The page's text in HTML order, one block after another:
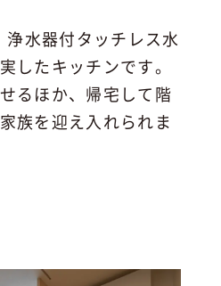
浄水器付タッチレス水
したキッチンです。
るほか、帰宅して階
族を迎え入れられま